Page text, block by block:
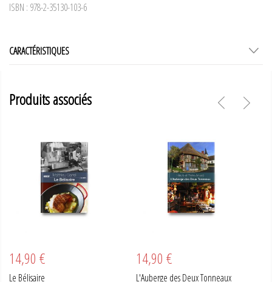
ISBN : 978-2-35130-103-6
CARACTÉRISTIQUES
Produits associés
14,90 €
Le Bélisaire
14,90 €
L'Auberge des Deux Tonneaux